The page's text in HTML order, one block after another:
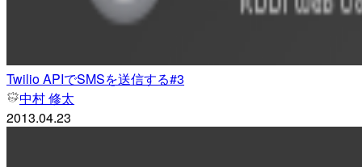
Twilio APIでSMSを送信する#3
中村 修太
2013.04.23